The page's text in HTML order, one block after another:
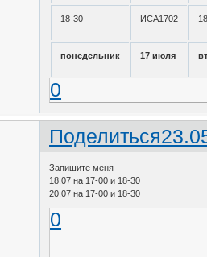
18-30 ИСА1702
понедельник 17 июля
0
Поделиться
Запишите меня
18.07 на 17-00 и 18-30
20.07 на 17-00 и 18-30
0